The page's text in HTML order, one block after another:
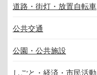
道路・街灯・放置自転車
公共交通
公園・公共施設
しごと・経済・市民活動